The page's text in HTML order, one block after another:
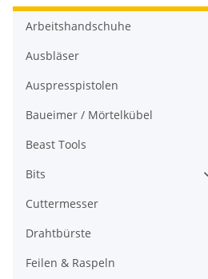
Arbeitshandschuhe
Ausbläser
Auspresspistolen
Baueimer / Mörtelkübel
Beast Tools
Bits
Cuttermesser
Drahtbürste
Feilen & Raspeln